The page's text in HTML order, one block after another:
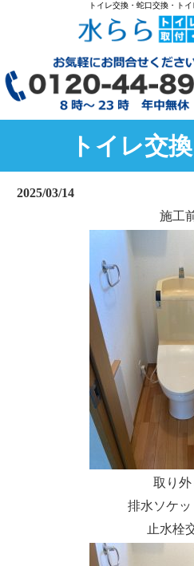
トイレ交換・蛇口交換・ト
トイレ交
2025/03/14
施工
取り外
排水ソケ
止水栓